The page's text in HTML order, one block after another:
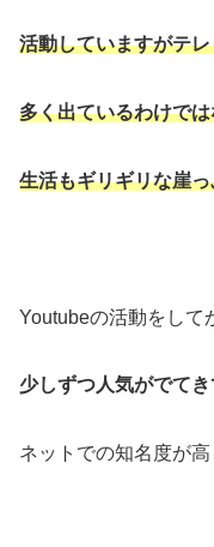
活動していますがテ
多く出ているわけで
生活もギリギリな崖
Youtubeの活動をして
少しずつ人気がでてき
ネットでの知名度が